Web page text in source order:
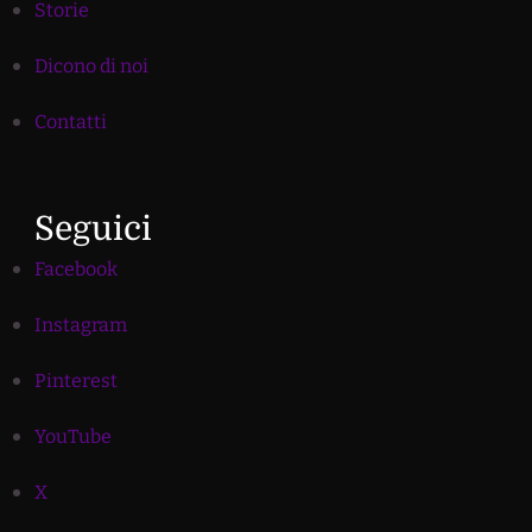
Storie
Dicono di noi
Contatti
Seguici
Facebook
Instagram
Pinterest
YouTube
X